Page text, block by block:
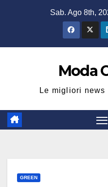
Sab. Ago 8th,
Moda
Le migliori news
GREEN